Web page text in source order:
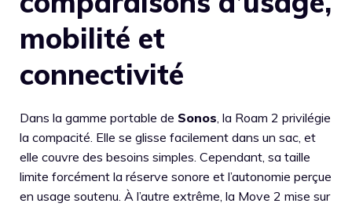
mobilité et
connectivité
Dans la gamme portable de Sonos, la Roam 2 privilégie
la compacité. Elle se glisse facilement dans un sac, et
elle couvre des besoins simples. Cependant, sa taille
limite forcément la réserve sonore et l’autonomie perçue
en usage soutenu. À l’autre extrême, la Move 2 mise sur